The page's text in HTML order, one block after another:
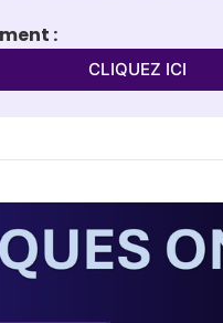
:
CLIQUEZ ICI